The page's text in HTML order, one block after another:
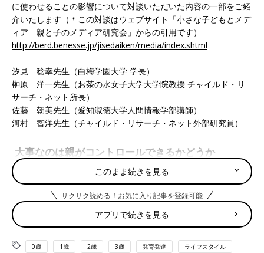
に使わせることの影響について対談いただいた内容の一部をご紹
介いたします（＊この対談はウェブサイト「小さな子どもとメデ
ィア 親と子のメディア研究会」からの引用です）
http://berd.benesse.jp/jisedaiken/media/index.shtml
汐見 稔幸先生（白梅学園大学 学長）
榊原 洋一先生（お茶の水女子大学大学院教授 チャイルド・リ
サーチ・ネット所長）
佐藤 朝美先生（愛知淑徳大学人間情報学部講師）
河村 智洋先生（チャイルド・リサーチ・ネット外部研究員）
大事なのは親がコントロールできるかどうか
――― このところ、スマホやタブレットを小さい子どもに使わ
せることについて話題になりますが、どのようにお考えでしょう
か？
視聴させてはいけない」という風潮の根拠になっていると思われ
このまま続きを見る
サクサク読める！お気に入り記事を登録可能
アプリで続きを見る
0歳 1歳 2歳 3歳 発育発達 ライフスタイル